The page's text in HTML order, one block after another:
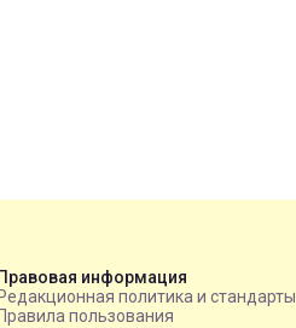
информация
политика и стандарты
пользования